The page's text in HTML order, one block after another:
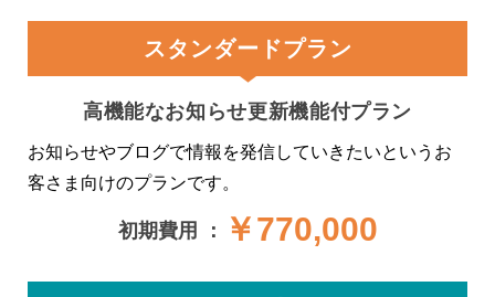
スタンダードプラン
高機能なお知らせ更新機能付プラン
お知らせやブログで情報を発信していきたいというお
客さま向けのプランです。
初期費用 ： ￥770,000